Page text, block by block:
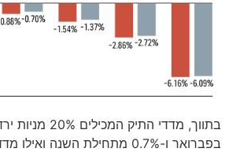
בפברואר ו-0.7% מתחילת השנה